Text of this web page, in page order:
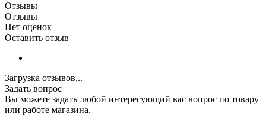
Отзывы
Отзывы
Нет оценок
Оставить отзыв
Загрузка отзывов...
Задать вопрос
Вы можете задать любой интересующий вас вопрос по товару
или работе магазина.